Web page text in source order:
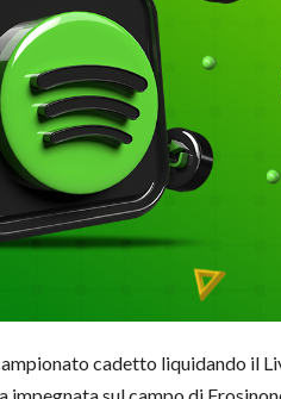
cadetto liquidando il